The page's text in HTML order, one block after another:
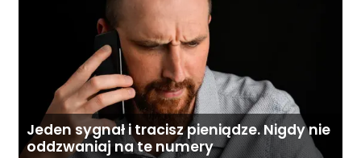
Jeden sygnał i tracisz pieniądze. Nigdy nie
oddzwaniaj na te numery